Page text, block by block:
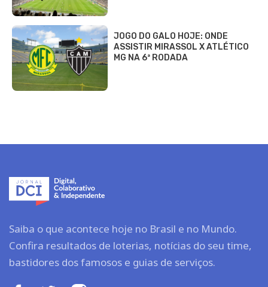
JOGO DO GALO HOJE: ONDE
ASSISTIR MIRASSOL X ATLÉTICO
MG NA 6ª RODADA
Saiba o que acontece hoje no Brasil e no Mundo.
Confira resultados de loterias, notícias do seu time,
bastidores dos famosos e guias de serviços.